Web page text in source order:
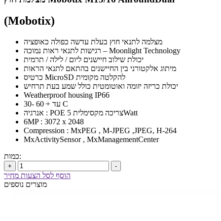
(Mobotix)
מצלמה לתנאי חוץ בעלת עדשה כפולה כאופציה
רגישות לתנאי ראות נמוכה – Moonlight Technology
יכולת שילוב חיישנים ליום / לילה / תרמית
מיתוג אלקטורני בין החיישנים בהתאם לתנאי הראות
כרטיס MicroSD להקלטה מקומית
יכולת כריזה יזומה ואוטומטית כולל שמע בעת תרחיש
Weatherproof housing IP66
30- עד +ּ 60 C
אנרגיה : POE צריכה מקסימלית 5Watt
6MP : 3072 x 2048
Compression : MxPEG , M-JPEG ,JPEG, H-264
MxActivitySensor , MxManagementCenter
כמות:
+ -
הוסף לסל הצעות מחיר
מוצרים נוספים